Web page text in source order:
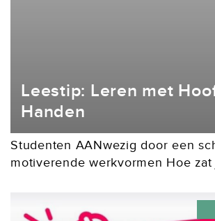
Leestip: Leren met
Handen
Studenten AANwezig door een
motiverende werkvormen Hoe
aanwezig en kon je de klok wel